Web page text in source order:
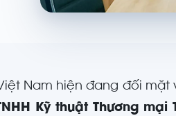
Nam hiện đang đối
Kỹ thuật Thương mại